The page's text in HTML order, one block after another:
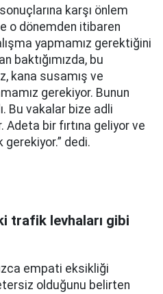
karşı önlem
o dönemden itibaren
yapmamız gerektiğini
baktığımızda, bu
kana susamış ve
gerekiyor. Bunun
Bu vakalar bize adli
Adeta bir fırtına geliyor ve
dedi.
trafik levhaları gibi
empati eksikliği
olduğunu belirten